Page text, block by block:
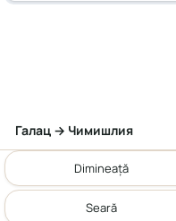
Галац → Чимишлия
Dimineață
Seară